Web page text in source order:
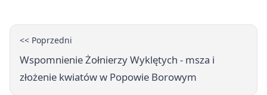
<< Poprzedni
Wspomnienie Żołnierzy Wyklętych - msza i
złożenie kwiatów w Popowie Borowym